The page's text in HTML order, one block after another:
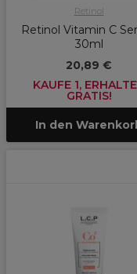
Retinol
Retinol Vitamin C
30ml
20,89 €
KAUFE 1,
GRATIS!
In den